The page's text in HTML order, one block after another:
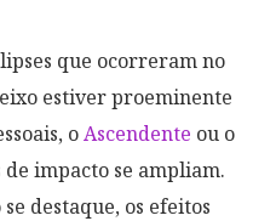
que ocorreram no
estiver proeminente
oAscendente ou o
de impacto se ampliam.
destaque, os efeitos